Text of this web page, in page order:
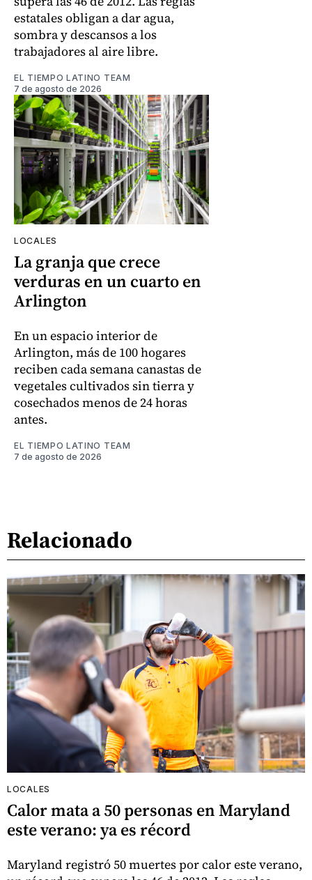
estatales obligan a dar agua,
sombra y descansos a los
trabajadores al aire libre.
EL TIEMPO LATINO TEAM
7 de agosto de 2026
LOCALES
La granja que crece
verduras en un cuarto en
Arlington
En un espacio interior de
Arlington, más de 100 hogares
reciben cada semana canastas de
vegetales cultivados sin tierra y
cosechados menos de 24 horas
antes.
EL TIEMPO LATINO TEAM
7 de agosto de 2026
Relacionado
LOCALES
Calor mata a 50 personas en Maryland
este verano: ya es récord
Maryland registró 50 muertes por calor este verano,